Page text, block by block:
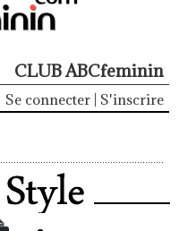
CLUB ABCfeminin
Se connecter S'inscrire